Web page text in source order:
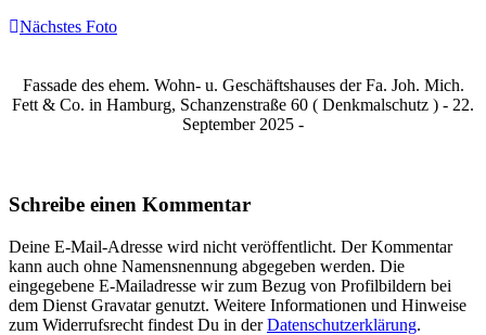
Nächstes Foto
Fassade des ehem. Wohn- u. Geschäftshauses der Fa. Joh. Mich.
Fett & Co. in Hamburg, Schanzenstraße 60 ( Denkmalschutz ) - 22.
September 2025 -
Schreibe einen Kommentar
Deine E-Mail-Adresse wird nicht veröffentlicht. Der Kommentar
kann auch ohne Namensnennung abgegeben werden. Die
eingegebene E-Mailadresse wir zum Bezug von Profilbildern bei
dem Dienst Gravatar genutzt. Weitere Informationen und Hinweise
zum Widerrufsrecht findest Du in derDatenschutzerklärung.